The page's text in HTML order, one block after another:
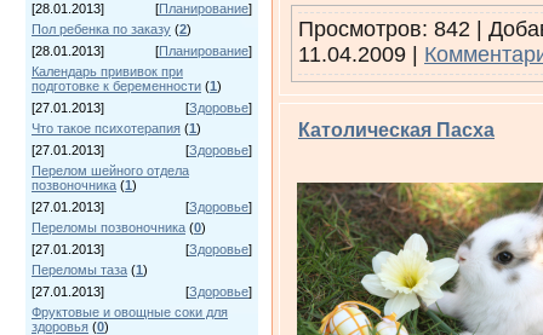
[28.01.2013]
[Планирование]
Пол ребенка по заказу (2)
[28.01.2013]
[Планирование]
Календарь прививок при
подготовке к беременности (1)
[27.01.2013]
[Здоровье]
Что такое психотерапия (1)
[27.01.2013]
[Здоровье]
Перелом шейного отдела
позвоночника (1)
[27.01.2013]
[Здоровье]
Переломы позвоночника (0)
[27.01.2013]
[Здоровье]
Переломы таза (1)
[27.01.2013]
[Здоровье]
Фруктовые и овощные соки для
здоровья (0)
Просмотров: 842 |
11.04.2009
Католическая Пасха